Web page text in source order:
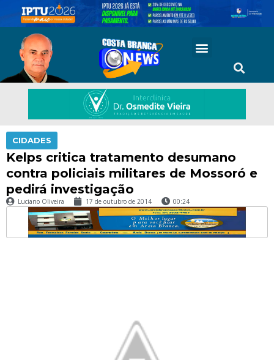
CIDADES
Kelps critica tratamento desumano
contra policiais militares de Mossoró e
pedirá investigação
Luciano Oliveira 17 de outubro de 2014 00:24